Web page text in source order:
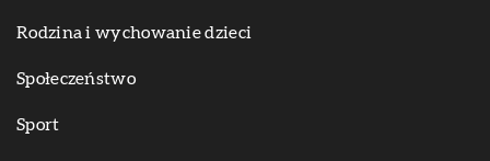
Rodzina i wychowanie dzieci
Społeczeństwo
Sport